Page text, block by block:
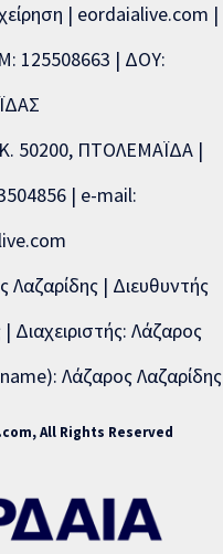
| eordaialive.com |
125508663 | ΔΟΥ:
50200, ΠΤΟΛΕΜΑΪΔΑ |
| e-mail:
| Διευθυντής
Διαχειριστής: Λάζαρος
Λάζαρος Λαζαρίδης
All Rights Reserved